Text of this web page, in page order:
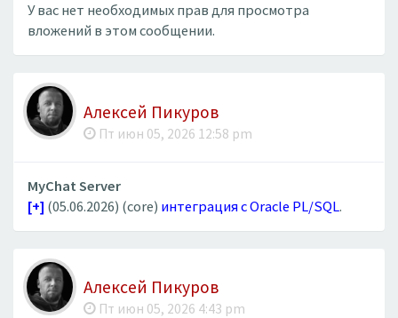
У вас нет необходимых прав для просмотра
вложений в этом сообщении.
Алексей Пикуров
Пт июн 05, 2026 12:58 pm
MyChat Server
[+] (05.06.2026) (core) интеграция с Oracle PL/SQL.
Алексей Пикуров
Пт июн 05, 2026 4:43 pm